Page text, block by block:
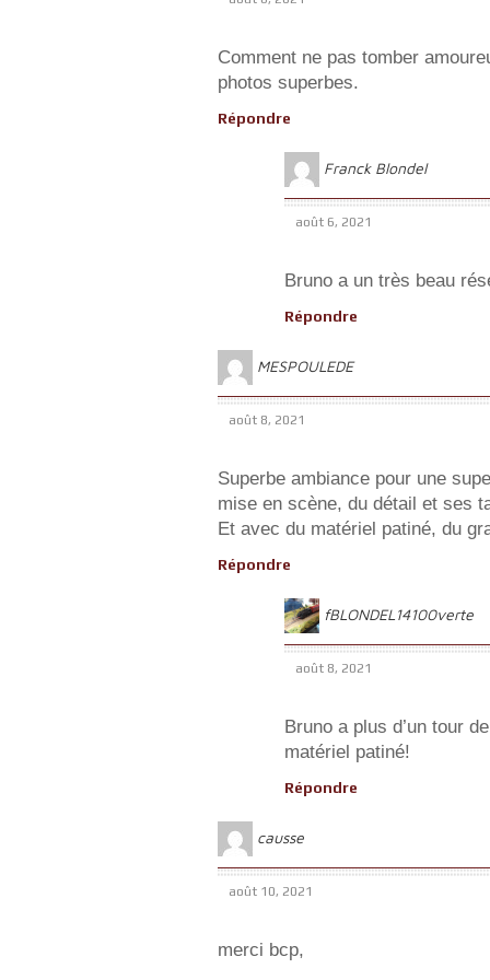
Comment ne pas tomber
photos superbes.
Répondre
Franck Blondel
août 6, 2021
Bruno a un très beau
Répondre
MESPOULEDE
août 8, 2021
Superbe ambiance pour une
mise en scène, du détail et ses
Et avec du matériel patiné, du
Répondre
fBLONDEL14100verte
août 8, 2021
Bruno a plus d’un tour
matériel patiné!
Répondre
causse
août 10, 2021
merci bcp,